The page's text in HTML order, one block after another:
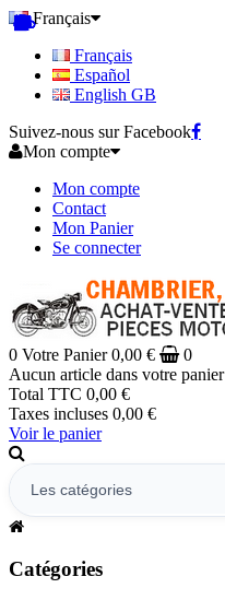
Français
Français
Español
English GB
Suivez-nous sur Facebook
Mon compte
Mon compte
Contact
Mon Panier
Se connecter
0 Votre Panier 0,00 €
0
Aucun article dans votre panier
Total TTC 0,00 €
Taxes incluses 0,00 €
Voir le panier
Catégories